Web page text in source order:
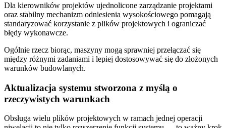
Dla kierowników projektów ujednolicone zarządzanie projektami
oraz stabilny mechanizm odniesienia wysokościowego pomagają
standaryzować korzystanie z plików projektowych i ograniczać
błędy wykonawcze.
Ogólnie rzecz biorąc, maszyny mogą sprawniej przełączać się
między różnymi zadaniami i lepiej dostosowywać się do złożonych
warunków budowlanych.
Aktualizacja systemu stworzona z myślą o
rzeczywistych warunkach
Obsługa wielu plików projektowych w ramach jednej operacji